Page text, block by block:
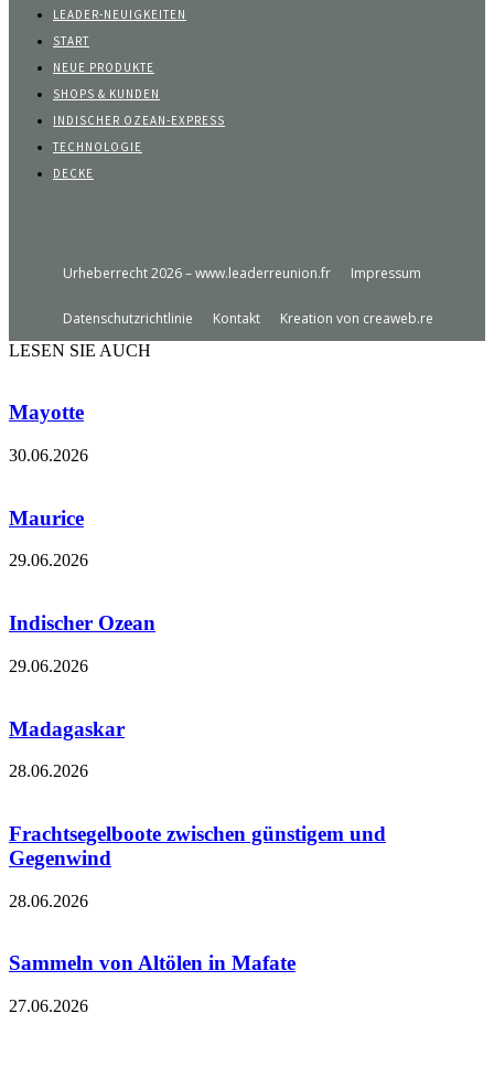
LEADER-NEUIGKEITEN
START
NEUE PRODUKTE
SHOPS & KUNDEN
INDISCHER OZEAN-EXPRESS
TECHNOLOGIE
DECKE
Urheberrecht 2026 – www.leaderreunion.fr Impressum
Datenschutzrichtlinie Kontakt
Kreation von creaweb.re
LESEN SIE AUCH
Mayotte
30.06.2026
Maurice
29.06.2026
Indischer Ozean
29.06.2026
Madagaskar
28.06.2026
Frachtsegelboote zwischen günstigem und
Gegenwind
28.06.2026
Sammeln von Altölen in Mafate
27.06.2026